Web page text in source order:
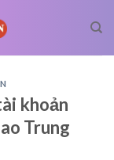
khoản
Trung